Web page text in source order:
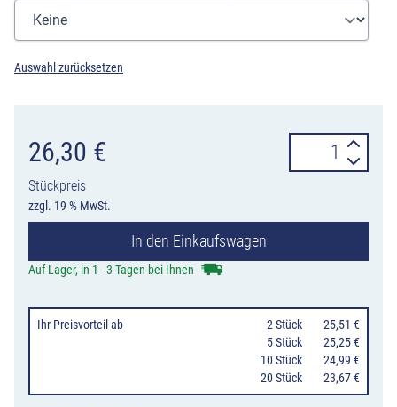
Auswahl zurücksetzen
26,30 €
Stückpreis
zzgl. 19 % MwSt.
314-
Parken
oder
Ende
(Aufstellung
links)
In den Einkaufswagen
Auf Lager, in 1 - 3 Tagen bei Ihnen
Ihr Preisvorteil ab 2 Stück
25,51 €
5 Stück
25,25 €
10 Stück
24,99 €
20 Stück
23,67 €